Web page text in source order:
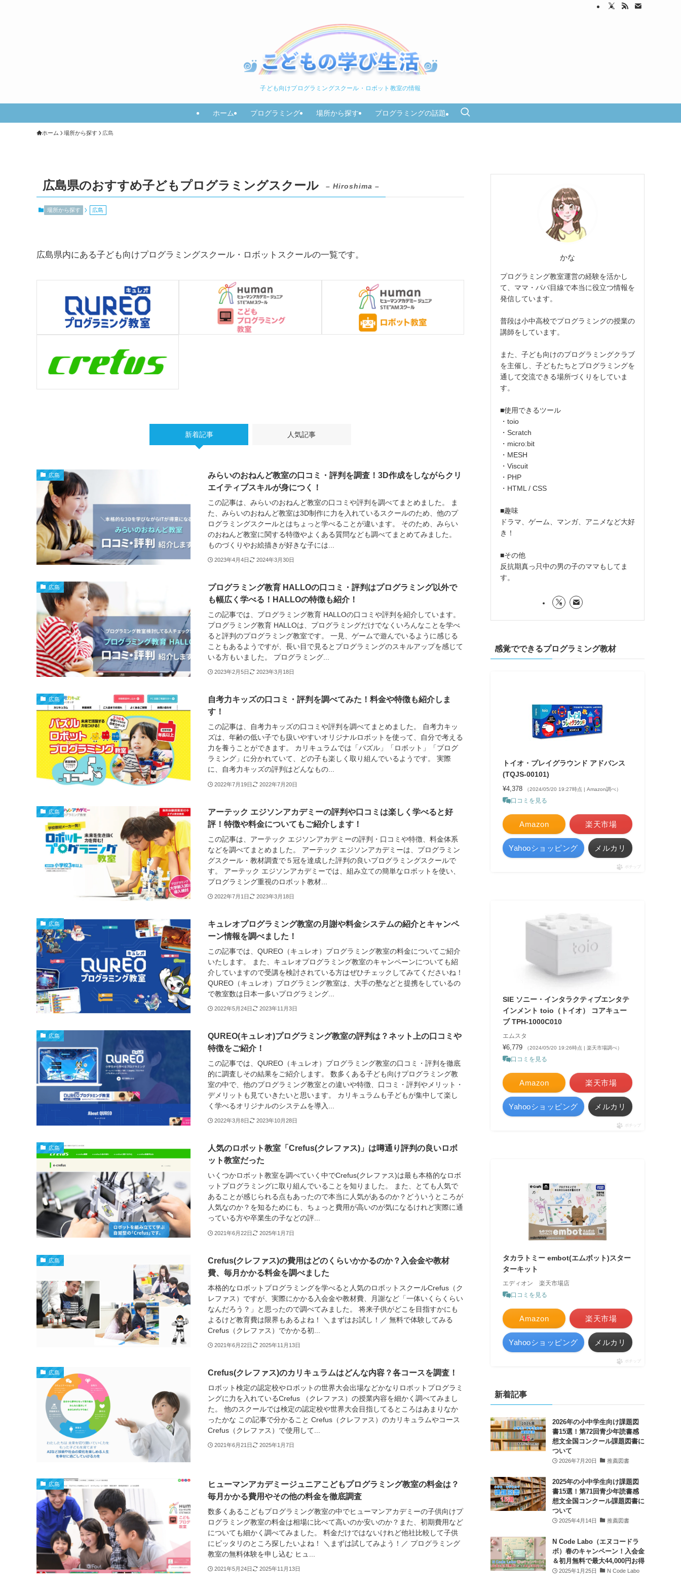
子ども向けプログラミングスクール・ロボット教室の情報
ホーム プログラミング 場所から探す プログラミングの話題
ホーム 場所から探す 広島
広島県のおすすめ子どもプログラミングスクール – Hiroshima –
場所から探す 広島
広島県内にある子ども向けプログラミングスクール・ロボットスクールの一覧です。
新着記事 人気記事
広島
みらいのおねんど教室の口コミ・評判を調査！3D作成をしながらクリ
エイティブスキルが身につく！
この記事は、みらいのおねんど教室の口コミや評判を調べてまとめました。 ま
た、みらいのおねんど教室は3D制作に力を入れているスクールのため、他のプ
ログラミングスクールとはちょっと学べることが違います。 そのため、みらい
のおねんど教室に関する特徴やよくある質問なども調べてまとめてみました。
ものづくりやお絵描きが好きな子には...
2023年4月4日 2024年3月30日
広島
プログラミング教育 HALLOの口コミ・評判はプログラミング以外で
も幅広く学べる！HALLOの特徴も紹介！
この記事では、プログラミング教育 HALLOの口コミや評判を紹介しています。
プログラミング教育 HALLOは、プログラミングだけでなくいろんなことを学べ
ると評判のプログラミング教室です。 一見、ゲームで遊んでいるように感じる
こともあるようですが、長い目で見るとプログラミングのスキルアップを感じて
いる方もいました。 プログラミング...
2023年2月5日 2023年3月18日
広島
自考力キッズの口コミ・評判を調べてみた！料金や特徴も紹介しま
す！
この記事は、自考力キッズの口コミや評判を調べてまとめました。 自考力キッ
ズは、年齢の低い子でも扱いやすいオリジナルロボットを使って、自分で考える
力を養うことができます。 カリキュラムでは「パズル」「ロボット」「プログ
ラミング」に分かれていて、どの子も楽しく取り組んでいるようです。 実際
に、自考力キッズの評判はどんなもの...
2022年7月19日 2022年7月20日
広島
アーテック エジソンアカデミーの評判や口コミは楽しく学べると好
評！特徴や料金についてもご紹介します！
この記事は、アーテック エジソンアカデミーの評判・口コミや特徴、料金体系
などを調べてまとめました。 アーテック エジソンアカデミーは、プログラミン
グスクール・教材調査で５冠を達成した評判の良いプログラミングスクールで
す。 アーテック エジソンアカデミーでは、組み立ての簡単なロボットを使い、
プログラミング重視のロボット教材...
2022年7月1日 2023年3月18日
広島
キュレオプログラミング教室の月謝や料金システムの紹介とキャンペ
ーン情報を調べました！
この記事では、QUREO（キュレオ）プログラミング教室の料金についてご紹介
いたします。 また、キュレオプログラミング教室のキャンペーンについても紹
介していますので受講を検討されている方はぜひチェックしてみてくださいね！
QUREO（キュレオ）プログラミング教室は、大手の塾などと提携をしているの
で教室数は日本一多いプログラミング...
2022年5月24日 2023年11月3日
広島
QUREO(キュレオ)プログラミング教室の評判は？ネット上の口コミや
特徴をご紹介！
この記事では、QUREO（キュレオ）プログラミング教室の口コミ・評判を徹底
的に調査しその結果をご紹介します。 数多くある子ども向けプログラミング教
室の中で、他のプログラミング教室との違いや特徴、口コミ・評判やメリット・
デメリットも見ていきたいと思います。 カリキュラムも子どもが集中して楽し
く学べるオリジナルのシステムを導入...
2022年3月8日 2023年10月28日
広島
人気のロボット教室「Crefus(クレファス)」は噂通り評判の良いロボ
ット教室だった
いくつかロボット教室を調べていく中でCrefus(クレファス)は最も本格的なロボ
ットプログラミングに取り組んでいることを知りました。 また、とても人気で
あることが感じられる点もあったので本当に人気があるのか？どういうところが
人気なのか？を知るためにも、ちょっと費用が高いのが気になるけれど実際に通
っている方や卒業生の子などの評...
2021年6月22日 2025年1月7日
広島
Crefus(クレファス)の費用はどのくらいかかるのか？入会金や教材
費、毎月かかる料金を調べました
本格的なロボットプログラミングを学べると人気のロボットスクールCrefus（ク
レファス）ですが、実際にかかる入会金や教材費、月謝など「一体いくらくらい
なんだろう？」と思ったので調べてみました。 将来子供がどこを目指すかにも
よるけど教育費は限界もあるよね！ ＼まずはお試し！／ 無料で体験してみる
Crefus（クレファス）でかかる初...
2021年6月22日 2025年11月13日
広島 Crefus(クレファス)のカリキュラムはどんな内容？各コースを調査！
ロボット検定の認定校やロボットの世界大会出場などかなりロボットプログラミ
ングに力を入れているCrefus （クレファス）の授業内容を細かく調べてみまし
た。 他のスクールでは検定の認定校や世界大会目指してるところはあまりなか
ったかな この記事で分かること Crefus（クレファス）のカリキュラムやコース
Crefus（クレファス）で使用して...
2021年6月21日 2025年1月7日
広島
ヒューマンアカデミージュニアこどもプログラミング教室の料金は？
毎月かかる費用やその他の料金を徹底調査
数多くあるこどもプログラミング教室の中でヒューマンアカデミーの子供向けプ
ログラミング教室の料金は相場に比べて高いのか安いのか？また、初期費用など
についても細かく調べてみました。 料金だけではないけれど他社比較して子供
にピッタリのところ探したいよね！ ＼まずは試してみよう！／ プログラミング
教室の無料体験を申し込む ヒュ...
2021年5月24日 2025年11月13日
かな
プログラミング教室運営の経験を活かし
て、ママ・パパ目線で本当に役立つ情報を
発信しています。
普段は小中高校でプログラミングの授業の
講師をしています。
また、子ども向けのプログラミングクラブ
を主催し、子どもたちとプログラミングを
通して交流できる場所づくりをしていま
す。
■使用できるツール
・toio
・Scratch
・micro:bit
・MESH
・Viscuit
・PHP
・HTML / CSS
■趣味
ドラマ、ゲーム、マンガ、アニメなど大好
き！
■その他
反抗期真っ只中の男の子のママもしてま
す。
感覚でできるプログラミング教材
トイオ・プレイグラウンド アドバンス
(TQJS-00101)
¥4,378 （2024/05/20 19:27時点 | Amazon調べ）
口コミを見る
Amazon 楽天市場
Yahooショッピング メルカリ
ポチップ
SIE ソニー・インタラクティブエンタテ
インメント toio（トイオ） コアキュー
ブ TPH-1000C010
エムスタ
¥6,779 （2024/05/20 19:26時点 | 楽天市場調べ）
口コミを見る
Amazon 楽天市場
Yahooショッピング メルカリ
ポチップ
タカラトミー embot(エムボット)スター
ターキット
エディオン 楽天市場店
口コミを見る
Amazon 楽天市場
Yahooショッピング メルカリ
ポチップ
新着記事
2026年の小中学生向け課題図
書15選！第72回青少年読書感
想文全国コンクール課題図書に
ついて
2026年7月20日 推薦図書
2025年の小中学生向け課題図
書15選！第71回青少年読書感
想文全国コンクール課題図書に
ついて
2025年4月14日 推薦図書
N Code Labo（エヌコードラ
ボ）春のキャンペーン！入会金
＆初月無料で最大44,000円お得
2025年1月25日 N Code Labo